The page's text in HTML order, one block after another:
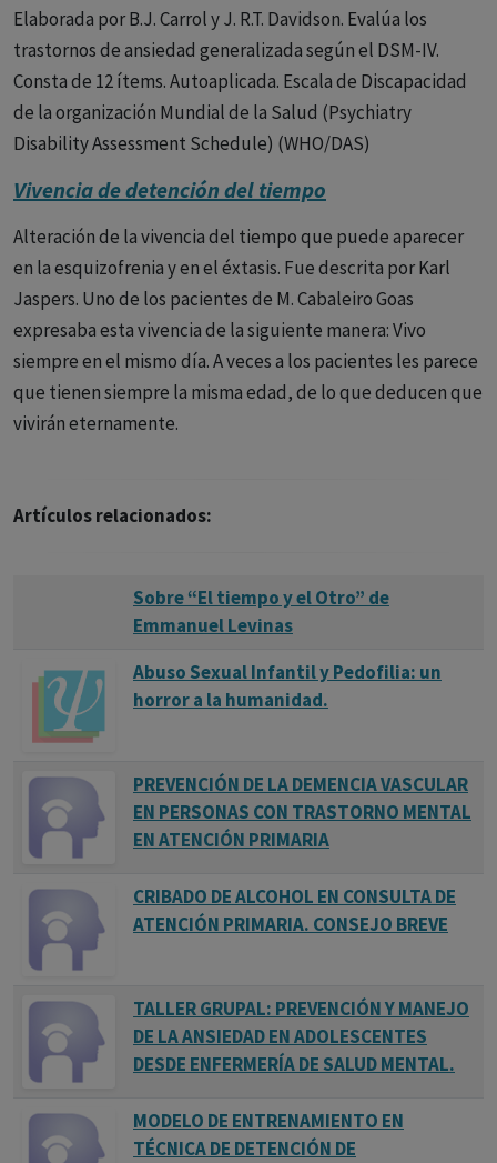
Elaborada por B.J. Carrol y J. R.T. Davidson. Evalúa los
trastornos de ansiedad generalizada según el DSM-IV.
Consta de 12 ítems. Autoaplicada. Escala de Discapacidad
de la organización Mundial de la Salud (Psychiatry
Disability Assessment Schedule) (WHO/DAS)
Vivencia de detención del tiempo
Alteración de la vivencia del tiempo que puede aparecer
en la esquizofrenia y en el éxtasis. Fue descrita por Karl
Jaspers. Uno de los pacientes de M. Cabaleiro Goas
expresaba esta vivencia de la siguiente manera: Vivo
siempre en el mismo día. A veces a los pacientes les parece
que tienen siempre la misma edad, de lo que deducen que
vivirán eternamente.
Artículos relacionados:
Sobre “El tiempo y el Otro” de
Emmanuel Levinas
Abuso Sexual Infantil y Pedofilia: un
horror a la humanidad.
PREVENCIÓN DE LA DEMENCIA VASCULAR
EN PERSONAS CON TRASTORNO MENTAL
EN ATENCIÓN PRIMARIA
CRIBADO DE ALCOHOL EN CONSULTA DE
ATENCIÓN PRIMARIA. CONSEJO BREVE
TALLER GRUPAL: PREVENCIÓN Y MANEJO
DE LA ANSIEDAD EN ADOLESCENTES
DESDE ENFERMERÍA DE SALUD MENTAL.
MODELO DE ENTRENAMIENTO EN
TÉCNICA DE DETENCIÓN DE